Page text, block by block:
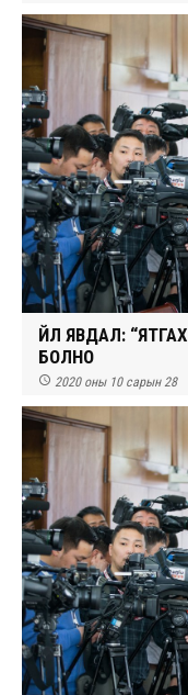
ҮЙЛ ЯВДАЛ:
БОЛНО
 2020 оны 10 сарын 28